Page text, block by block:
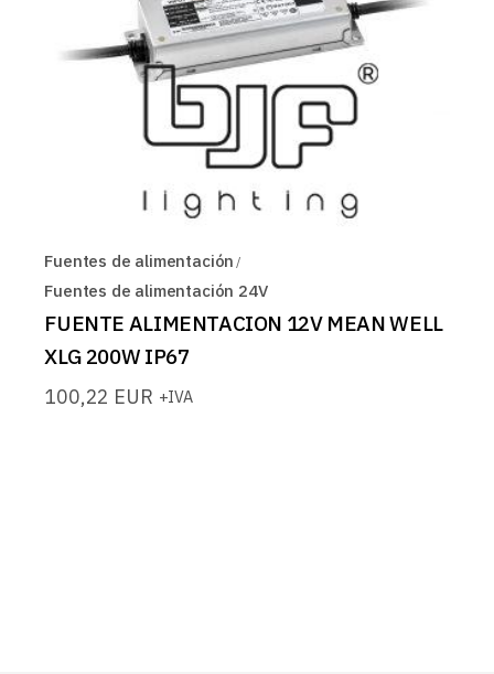
Fuentes de alimentación
Fuentes de alimentación 24V
FUENTE ALIMENTACION 12V MEAN WELL
XLG 200W IP67
100,22 EUR +IVA